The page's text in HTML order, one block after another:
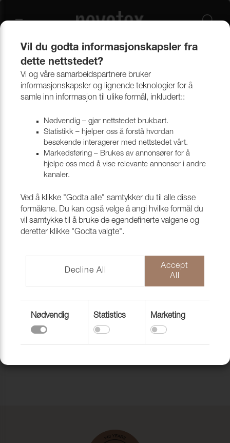
Produkter Annet tillbehør Liner, snører og bånd
Snøreline og seilgarn
SEILGARN SNØRELINE
Vil du godta informasjonskapsler fra
dette nettstedet?
Vi og våre samarbeidspartnere bruker
informasjonskapsler og lignende teknologier for å
samle inn informasjon til ulike formål, inkludert::
Nødvendig – gjør nettstedet brukbart.
Statistikk – hjelper oss å forstå hvordan
besøkende interagerer med nettstedet vårt.
Markedsføring – Brukes av annonsører for å
hjelpe oss med å vise relevante annonser i andre
kanaler.
Ved å klikke "Godta alle" samtykker du til alle disse
formålene. Du kan også velge å angi hvilke formål du
vil samtykke til å bruke de egendefinerte valgene og
deretter klikke "Godta valgte".
Decline All
Accept
All
Nødvendig Statistics Marketing